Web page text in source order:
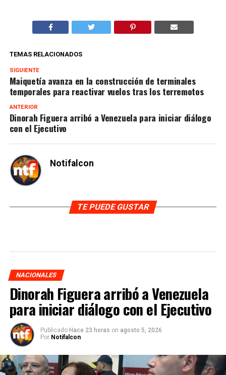
TEMAS RELACIONADOS
SIGUIENTE
Maiquetía avanza en la construcción de terminales
temporales para reactivar vuelos tras los terremotos
ANTERIOR
Dinorah Figuera arribó a Venezuela para iniciar diálogo
con el Ejecutivo
Notifalcon
TE PUEDE GUSTAR
NACIONALES
Dinorah Figuera arribó a Venezuela
para iniciar diálogo con el Ejecutivo
Publicado Hace 23 horas on agosto 5, 2026
Por Notifalcon